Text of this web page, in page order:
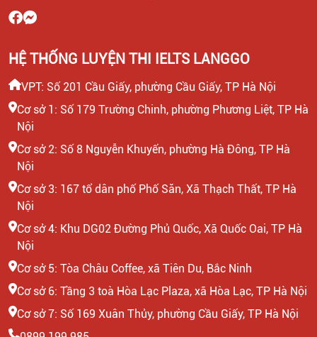
HỆ THỐNG LUYỆN THI IELTS LANGGO
VPT: Số 201 Cầu Giấy, phường Cầu Giấy, TP Hà Nội
Cơ sở 1: Số 179 Trường Chinh, phường Phương Liệt, TP Hà
Nội
Cơ sở 2: Số 8 Nguyễn Khuyến, phường Hà Đông, TP Hà
Nội
Cơ sở 3: 167 tổ dân phố Phố Săn, Xã Thạch Thất, TP Hà
Nội
Cơ sở 4: Khu DG02 Đường Phủ Quốc, Xã Quốc Oai, TP Hà
Nội
Cơ sở 5: Tòa Châu Coffee, xã Tiên Du, Bắc Ninh
Cơ sở 6: Tầng 3 toà Hòa Lạc Plaza, xã Hòa Lạc, TP Hà Nội
Cơ sở 7: Số 169 Xuân Thủy, phường Cầu Giấy, TP Hà Nội